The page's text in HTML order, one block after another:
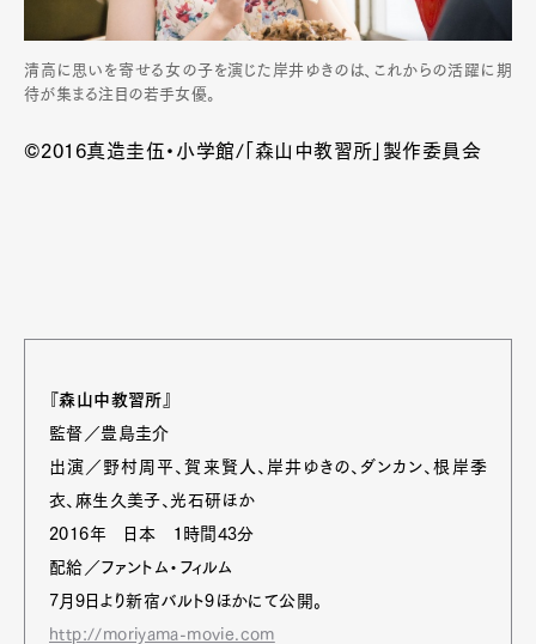
清高に思いを寄せる女の子を演じた岸井ゆきのは、これからの活躍に期
待が集まる注目の若手女優。
©2016真造圭伍・小学館/「森山中教習所」製作委員会
『森山中教習所』
監督／豊島圭介
出演／野村周平、賀来賢人、岸井ゆきの、ダンカン、根岸季
衣、麻生久美子、光石研ほか
2016年 日本 １時間43分
配給／ファントム・フィルム
7月9日より新宿バルト9ほかにて公開。
http://moriyama-movie.com